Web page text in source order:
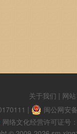
关于我们 | 网
| 闽公网安
网络文化经营许可证号